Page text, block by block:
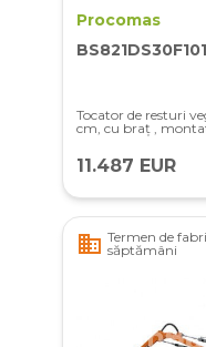
Procomas
BS821DS30F101
Tocator de resturi
cm, cu braț ,
11.487 EUR
business Termen de
săptămâni